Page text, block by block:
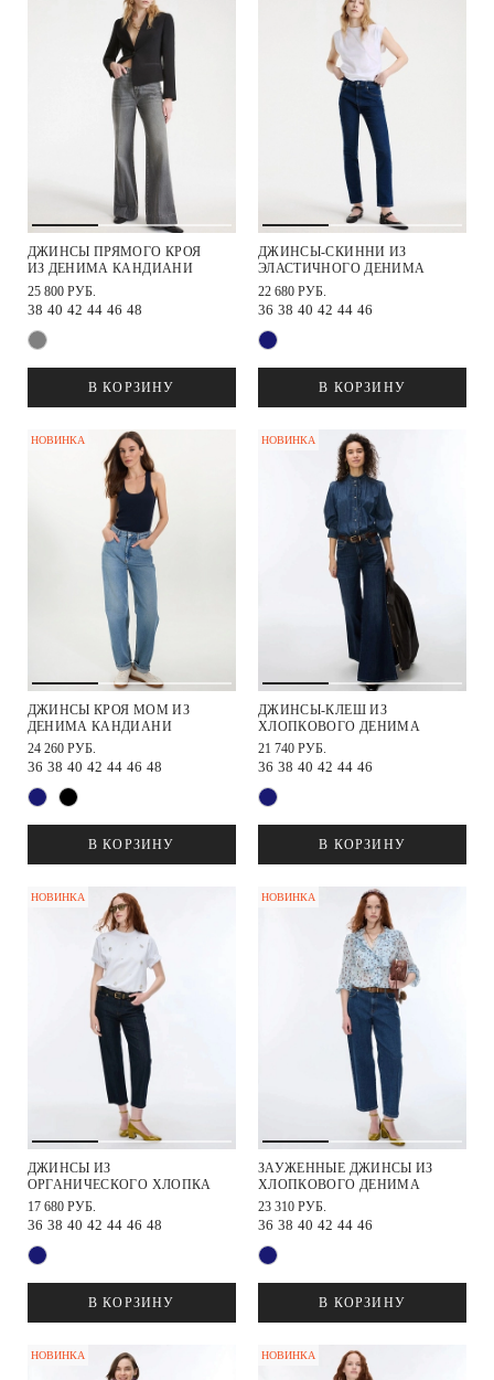
ДЖИНСЫ ПРЯМОГО КРОЯ
ИЗ ДЕНИМА КАНДИАНИ
25 800 РУБ.
38 40 42 44 46 48
В КОРЗИНУ
ДЖИНСЫ-СКИННИ ИЗ
ЭЛАСТИЧНОГО ДЕНИМА
22 680 РУБ.
36 38 40 42 44 46
В КОРЗИНУ
НОВИНКА
ДЖИНСЫ КРОЯ МОМ ИЗ
ДЕНИМА КАНДИАНИ
24 260 РУБ.
36 38 40 42 44 46 48
В КОРЗИНУ
НОВИНКА
ДЖИНСЫ-КЛЕШ ИЗ
ХЛОПКОВОГО ДЕНИМА
21 740 РУБ.
36 38 40 42 44 46
В КОРЗИНУ
НОВИНКА
ДЖИНСЫ ИЗ
ОРГАНИЧЕСКОГО ХЛОПКА
17 680 РУБ.
36 38 40 42 44 46 48
В КОРЗИНУ
НОВИНКА
ЗАУЖЕННЫЕ ДЖИНСЫ ИЗ
ХЛОПКОВОГО ДЕНИМА
23 310 РУБ.
36 38 40 42 44 46
В КОРЗИНУ
НОВИНКА НОВИНКА